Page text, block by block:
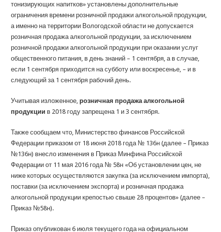
тонизирующих напитков» установлены дополнительные
ограничения времени розничной продажи алкогольной продукции,
а именно на территории Вологодской области не допускается
розничная продажа алкогольной продукции, за исключением
розничной продажи алкогольной продукции при оказании услуг
общественного питания, в день знаний – 1 сентября, а в случае,
если 1 сентября приходится на субботу или воскресенье, – и в
следующий за 1 сентября рабочий день.
Учитывая изложенное,розничная продажа алкогольной
продукции в 2018 году запрещена 1 и 3 сентября.
Также сообщаем что, Министерство финансов Российской
Федерации приказом от 18 июня 2018 года № 136н (далее – Приказ
№136н) внесло изменения в Приказ Минфина Российской
Федерации от 11 мая 2016 года № 58н «Об установлении цен, не
ниже которых осуществляются закупка (за исключением импорта),
поставки (за исключением экспорта) и розничная продажа
алкогольной продукции крепостью свыше 28 процентов» (далее –
Приказ №58н).
Приказ опубликован 6 июля текущего года на официальном